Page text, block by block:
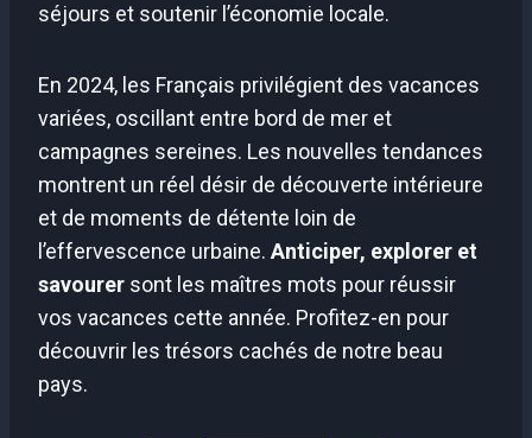
séjours et soutenir l’économie locale.
En 2024, les Français privilégient des vacances
variées, oscillant entre bord de mer et
campagnes sereines. Les nouvelles tendances
montrent un réel désir de découverte intérieure
et de moments de détente loin de
l’effervescence urbaine. Anticiper, explorer et
savourer sont les maîtres mots pour réussir
vos vacances cette année. Profitez-en pour
découvrir les trésors cachés de notre beau
pays.